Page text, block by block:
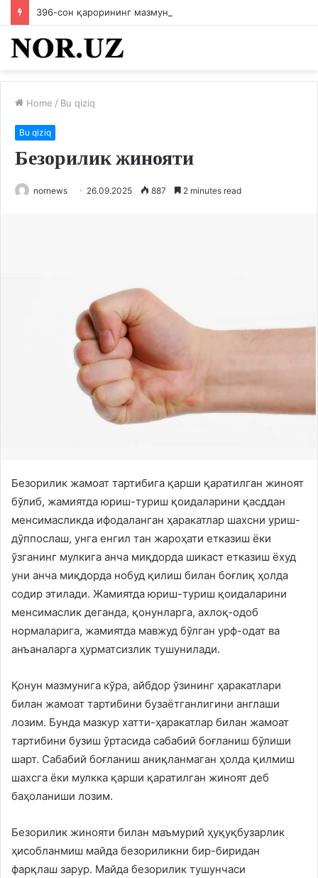
Home / Bu qiziq
Bu qiziq
Безорилик жинояти
nornews 26.09.2025 887 2 minutes read
Безорилик жамоат тартибига қарши қаратилган жиноят
бўлиб, жамиятда юриш-туриш қоидаларини қасддан
менсимасликда ифодаланган ҳаракатлар шахсни уриш-
дўппослаш, унга енгил тан жароҳати етказиш ёки
ўзганинг мулкига анча миқдорда шикаст етказиш ёхуд
уни анча миқдорда нобуд қилиш билан боғлиқ ҳолда
содир этилади. Жамиятда юриш-туриш қоидаларини
менсимаслик деганда, қонунларга, ахлоқ-одоб
нормаларига, жамиятда мавжуд бўлган урф-одат ва
анъаналарга ҳурматсизлик тушунилади.
Қонун мазмунига кўра, айбдор ўзининг ҳаракатлари
билан жамоат тартибини бузаётганлигини англаши
лозим. Бунда мазкур хатти-ҳаракатлар билан жамоат
тартибини бузиш ўртасида сабабий боғланиш бўлиши
шарт. Сабабий боғланиш аниқланмаган ҳолда қилмиш
шахсга ёки мулкка қарши қаратилган жиноят деб
баҳоланиши лозим.
Безорилик жинояти билан маъмурий ҳуқуқбузарлик
ҳисобланмиш майда безориликни бир-биридан
фарқлаш зарур. Майда безорилик тушунчаси